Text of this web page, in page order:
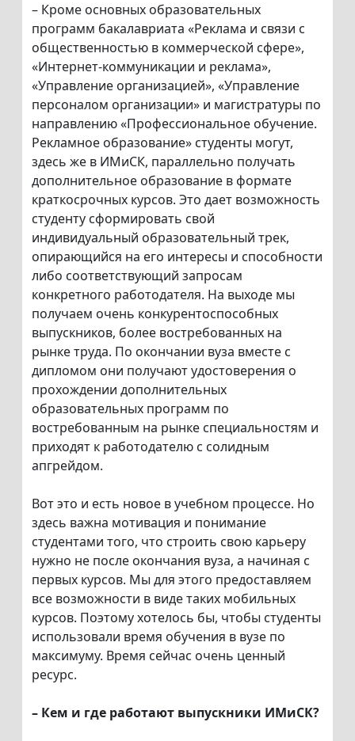
– Кроме основных образовательных
программ бакалавриата «Реклама и связи с
общественностью в коммерческой сфере»,
«Интернет-коммуникации и реклама»,
«Управление организацией», «Управление
персоналом организации» и магистратуры по
направлению «Профессиональное обучение.
Рекламное образование» студенты могут,
здесь же в ИМиСК, параллельно получать
дополнительное образование в формате
краткосрочных курсов. Это дает возможность
студенту сформировать свой
индивидуальный образовательный трек,
опирающийся на его интересы и способности
либо соответствующий запросам
конкретного работодателя. На выходе мы
получаем очень конкурентоспособных
выпускников, более востребованных на
рынке труда. По окончании вуза вместе с
дипломом они получают удостоверения о
прохождении дополнительных
образовательных программ по
востребованным на рынке специальностям и
приходят к работодателю с солидным
апгрейдом.
Вот это и есть новое в учебном процессе. Но
здесь важна мотивация и понимание
студентами того, что строить свою карьеру
нужно не после окончания вуза, а начиная с
первых курсов. Мы для этого предоставляем
все возможности в виде таких мобильных
курсов. Поэтому хотелось бы, чтобы студенты
использовали время обучения в вузе по
максимуму. Время сейчас очень ценный
ресурс.
– Кем и где работают выпускники ИМиСК?